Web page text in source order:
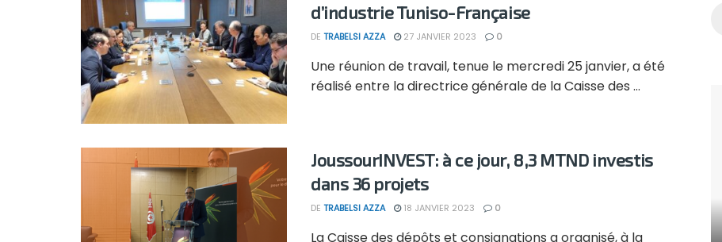
d’industrie Tuniso-Française
DE TRABELSI AZZA 27 JANVIER 2023 0
Une réunion de travail, tenue le mercredi 25 janvier, a été
réalisé entre la directrice générale de la Caisse des ...
JoussourINVEST: à ce jour, 8,3 MTND investis
dans 36 projets
DE TRABELSI AZZA 18 JANVIER 2023 0
La Caisse des dépôts et consignations a organisé, à la